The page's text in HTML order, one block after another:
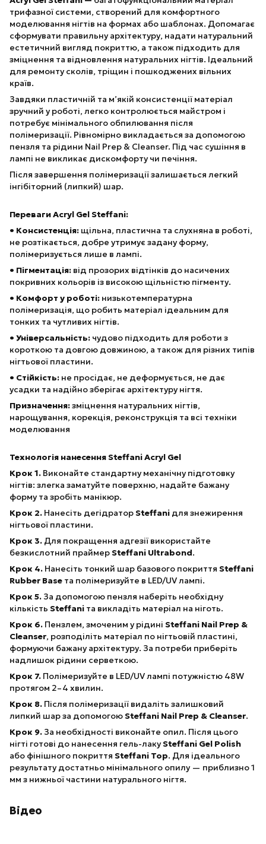
трифазної системи, створений для комфортного
моделювання нігтів на формах або шаблонах. Допомагає
сформувати правильну архітектуру, надати натуральний
естетичний вигляд покриттю, а також підходить для
зміцнення та відновлення натуральних нігтів. Ідеальний
для ремонту сколів, тріщин і пошкоджених вільних
країв.
Завдяки пластичній та м’якій консистенції матеріал
зручний у роботі, легко контролюється майстром і
потребує мінімального обпилювання після
полімеризації. Рівномірно викладається за допомогою
пензля та рідини Nail Prep & Cleanser. Під час сушіння в
лампі не викликає дискомфорту чи печіння.
Після завершення полімеризації залишається легкий
інгібіторний (липкий) шар.
Переваги Acryl Gel Steffani:
• Консистенція: щільна, пластична та слухняна в роботі,
не розтікається, добре утримує задану форму,
полімеризується лише в лампі.
• Пігментація: від прозорих відтінків до насичених
покривних кольорів із високою щільністю пігменту.
• Комфорт у роботі: низькотемпературна
полімеризація, що робить матеріал ідеальним для
тонких та чутливих нігтів.
• Універсальність: чудово підходить для роботи з
короткою та довгою довжиною, а також для різних типів
нігтьової пластини.
• Стійкість: не просідає, не деформується, не дає
усадки та надійно зберігає архітектуру нігтя.
Призначення:зміцнення натуральних нігтів,
нарощування, корекція, реконструкція та всі техніки
моделювання
Технологія нанесення Steffani Acryl Gel
Крок 1. Виконайте стандартну механічну підготовку
нігтів: злегка заматуйте поверхню, надайте бажану
форму та зробіть манікюр.
Крок 2. Нанесіть дегідраторSteffani для знежирення
нігтьової пластини.
Крок 3. Для покращення адгезії використайте
безкислотний праймерSteffani Ultrabond.
Крок 4. Нанесіть тонкий шар базового покриття Steffani
Rubber Base та полімеризуйте в LED/UV лампі.
Крок 5. За допомогою пензля наберіть необхідну
кількість Steffani та викладіть матеріал на ніготь.
Крок 6. Пензлем, змоченим у рідині Steffani Nail Prep &
Cleanser, розподіліть матеріал по нігтьовій пластині,
формуючи бажану архітектуру. За потреби приберіть
надлишок рідини серветкою.
Крок 7. Полімеризуйте в LED/UV лампі потужністю 48W
протягом 2–4 хвилин.
Крок 8. Після полімеризації видаліть залишковий
липкий шар за допомогоюSteffani Nail Prep & Cleanser.
Крок 9. За необхідності виконайте опил. Після цього
нігті готові до нанесення гель-лакуSteffani Gel Polish
або фінішного покриття Steffani Top. Для ідеального
результату достатньо мінімального опилу — приблизно 1
мм з нижньої частини натурального нігтя.
Відео